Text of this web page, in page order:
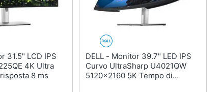
4K Ultra
8 ms
DELL - Monitor 39.7" LED IPS
Curvo UltraSharp U4021QW
5120x2160 5K Tempo di